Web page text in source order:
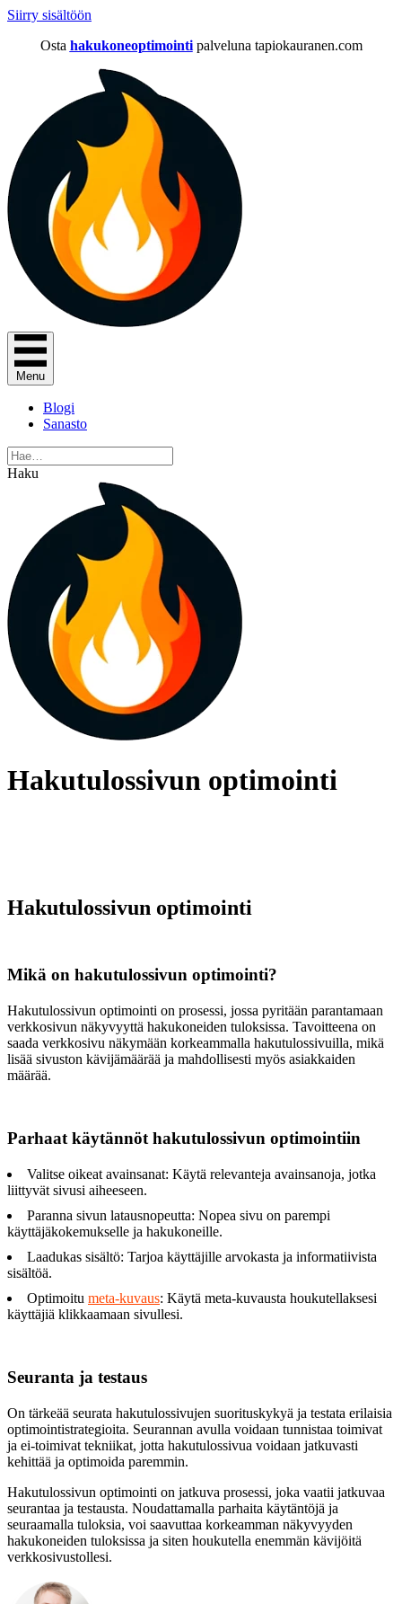
Siirry sisältöön
Osta hakukoneoptimointi palveluna tapiokauranen.com
Menu
Blogi
Sanasto
Haku
Hakutulossivun optimointi
Hakutulossivun optimointi
Mikä on hakutulossivun optimointi?
Hakutulossivun optimointi on prosessi, jossa pyritään parantamaan
verkkosivun näkyvyyttä hakukoneiden tuloksissa. Tavoitteena on
saada verkkosivu näkymään korkeammalla hakutulossivuilla, mikä
lisää sivuston kävijämäärää ja mahdollisesti myös asiakkaiden
määrää.
Parhaat käytännöt hakutulossivun optimointiin
Valitse oikeat avainsanat: Käytä relevanteja avainsanoja, jotka
liittyvät sivusi aiheeseen.
Paranna sivun latausnopeutta: Nopea sivu on parempi
käyttäjäkokemukselle ja hakukoneille.
Laadukas sisältö: Tarjoa käyttäjille arvokasta ja informatiivista
sisältöä.
Optimoitu meta-kuvaus: Käytä meta-kuvausta houkutellaksesi
käyttäjiä klikkaamaan sivullesi.
Seuranta ja testaus
On tärkeää seurata hakutulossivujen suorituskykyä ja testata erilaisia
optimointistrategioita. Seurannan avulla voidaan tunnistaa toimivat
ja ei-toimivat tekniikat, jotta hakutulossivua voidaan jatkuvasti
kehittää ja optimoida paremmin.
Hakutulossivun optimointi on jatkuva prosessi, joka vaatii jatkuvaa
seurantaa ja testausta. Noudattamalla parhaita käytäntöjä ja
seuraamalla tuloksia, voi saavuttaa korkeamman näkyvyyden
hakukoneiden tuloksissa ja siten houkutella enemmän kävijöitä
verkkosivustollesi.